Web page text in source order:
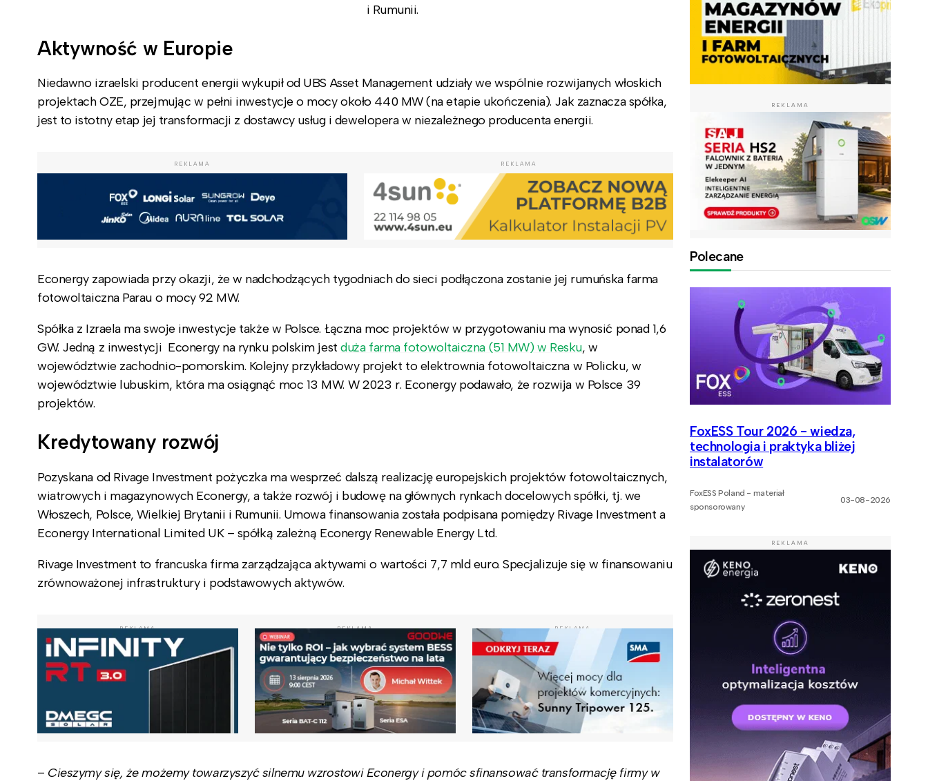
i Rumunii.
Aktywność w Europie
Niedawno izraelski producent energii wykupił od UBS Asset Management udziały we wspólnie rozwijanych włoskich
projektach OZE, przejmując w pełni inwestycje o mocy około 440 MW (na etapie ukończenia). Jak zaznacza spółka,
jest to istotny etap jej transformacji z dostawcy usług i dewelopera w niezależnego producenta energii.
REKLAMA REKLAMA
Econergy zapowiada przy okazji, że w nadchodzących tygodniach do sieci podłączona zostanie jej rumuńska farma
fotowoltaiczna Parau o mocy 92 MW.
Spółka z Izraela ma swoje inwestycje także w Polsce. Łączna moc projektów w przygotowaniu ma wynosić ponad 1,6
GW. Jedną z inwestycji Econergy na rynku polskim jestduża farma fotowoltaiczna (51 MW) w Resku, w
województwie zachodnio-pomorskim. Kolejny przykładowy projekt to elektrownia fotowoltaiczna w Policku, w
województwie lubuskim, która ma osiągnąć moc 13 MW. W 2023 r. Econergy podawało, że rozwija w Polsce 39
projektów.
Kredytowany rozwój
Pozyskana od Rivage Investment pożyczka ma wesprzeć dalszą realizację europejskich projektów fotowoltaicznych,
wiatrowych i magazynowych Econergy, a także rozwój i budowę na głównych rynkach docelowych spółki, tj. we
Włoszech, Polsce, Wielkiej Brytanii i Rumunii. Umowa finansowania została podpisana pomiędzy Rivage Investment a
Econergy International Limited UK – spółką zależną Econergy Renewable Energy Ltd.
Rivage Investment to francuska firma zarządzająca aktywami o wartości 7,7 mld euro. Specjalizuje się w finansowaniu
zrównoważonej infrastruktury i podstawowych aktywów.
REKLAMA REKLAMA REKLAMA
– Cieszymy się, że możemy towarzyszyć silnemu wzrostowi Econergy i pomóc sfinansować transformację firmy w
REKLAMA
Polecane
FoxESS Tour 2026 - wiedza,
technologia i praktyka bliżej
instalatorów
FoxESS Poland - materiał
sponsorowany
03-08-2026
REKLAMA